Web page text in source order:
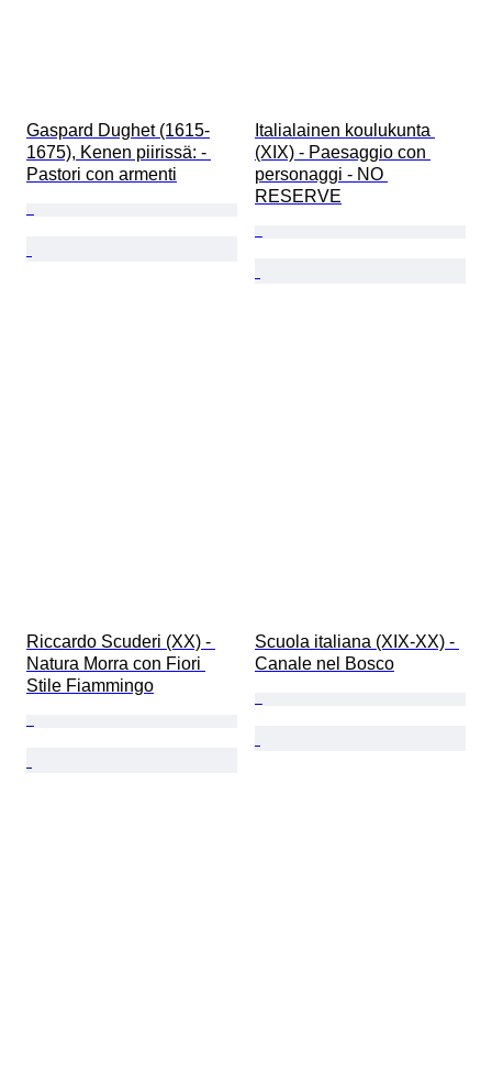
Gaspard Dughet (1615-
1675), Kenen piirissä: -
Pastori con armenti
Italialainen koulukunta
(XIX) - Paesaggio con
personaggi - NO
RESERVE
Riccardo Scuderi (XX) -
Natura Morra con Fiori
Stile Fiammingo
Scuola italiana (XIX-XX) -
Canale nel Bosco